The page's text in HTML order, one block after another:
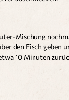
Mischung
den Fisch geben
10 Minuten